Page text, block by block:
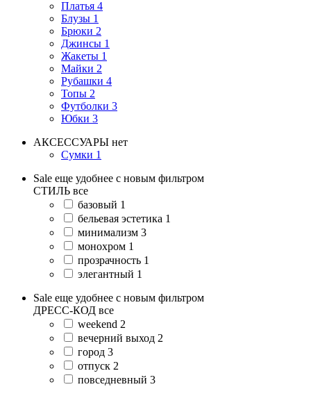
Платья 4
Блузы 1
Брюки 2
Джинсы 1
Жакеты 1
Майки 2
Рубашки 4
Топы 2
Футболки 3
Юбки 3
АКСЕССУАРЫ нет
Сумки 1
Sale еще удобнее с новым фильтром
СТИЛЬ все
базовый 1
бельевая эстетика 1
минимализм 3
монохром 1
прозрачность 1
элегантный 1
Sale еще удобнее с новым фильтром
ДРЕСС-КОД все
weekend 2
вечерний выход 2
город 3
отпуск 2
повседневный 3